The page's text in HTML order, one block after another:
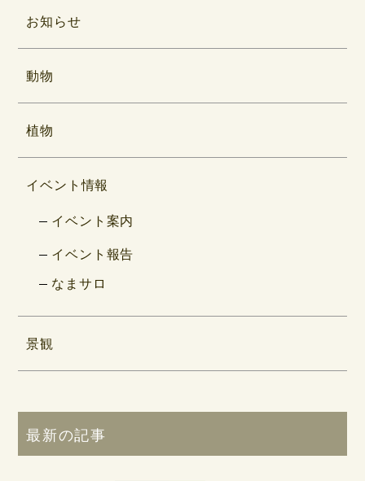
お知らせ
動物
植物
イベント情報
イベント案内
イベント報告
なまサロ
景観
最新の記事